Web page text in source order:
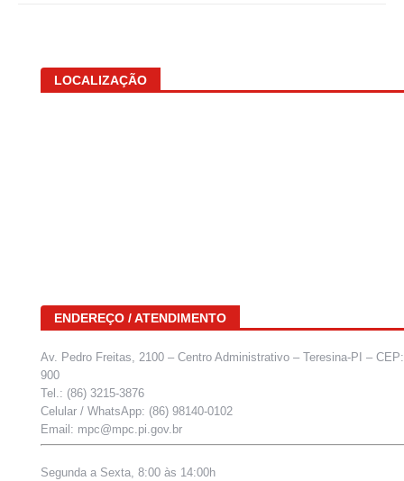
LOCALIZAÇÃO
ENDEREÇO / ATENDIMENTO
Av. Pedro Freitas, 2100 – Centro Administrativo – Teresina-PI –
900
Tel.: (86) 3215-3876
Celular / WhatsApp: (86) 98140-0102
Email: mpc@mpc.pi.gov.br
Segunda a Sexta, 8:00 às 14:00h